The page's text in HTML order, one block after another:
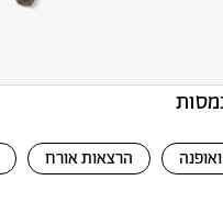
הרצאות אורח